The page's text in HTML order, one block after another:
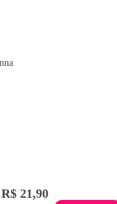
R$ 21,90